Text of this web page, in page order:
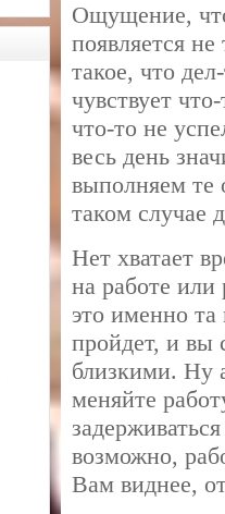
Ощущение,
появляется
такое, что
чувствует
что-то не
весь день
выполняем те
таком случае
Нет хватает
на работе
это именно
пройдет, и вы
близкими. Ну
меняйте
возможно,
Вам виднее,